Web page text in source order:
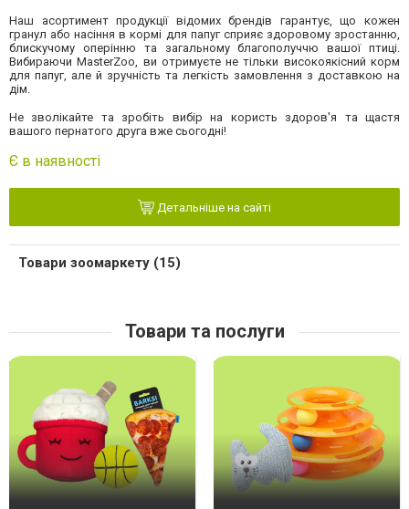
Наш асортимент продукції відомих брендів гарантує, що кожен
гранул або насіння в кормі для папуг сприяє здоровому зростанню,
блискучому оперінню та загальному благополуччю вашої птиці.
Вибираючи MasterZoo, ви отримуєте не тільки високоякісний корм
для папуг, але й зручність та легкість замовлення з доставкою на
дім.
Не зволікайте та зробіть вибір на користь здоров'я та щастя
вашого пернатого друга вже сьогодні!
Є в наявності
Детальніше на сайті
Товари зоомаркету (15)
Товари та послуги